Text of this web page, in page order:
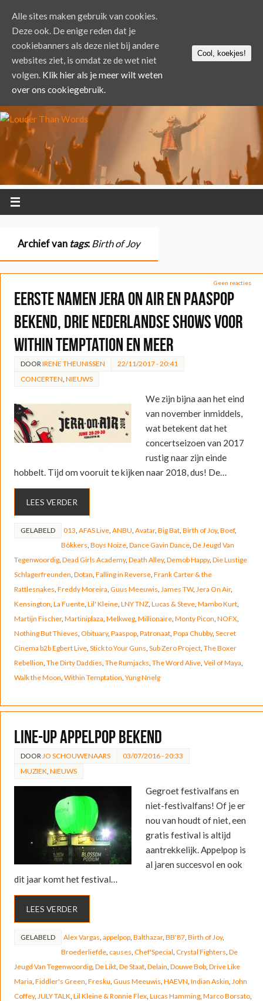
Archief van tags:Birth of Joy
Geen reacties
Eerste namen Jera On Air en Paaspop
bekend, drie Nederlandse shows voor
Within Temptation en meer
DOOR IRENE THEUNISSEN
22/11/2017 - 20:41
CONCERTEN NIEUWS
We zijn bijna aan het eind
van november inmiddels,
wat betekent dat het
concertseizoen van 2017
rustig naar zijn einde
hobbelt. Tijd om vooruit te kijken naar 2018, dus! De…
LEES VERDER
GELABELD 013 AFAS Live, ANBU Avatar, Big Bat, Birth of Joy, Boef,
Bökkers Boys Noize, Dance Gavin Dance, De Jeugd Van
Tegenwoordig, Dead Girls Academy, Death Alley, Demob Happy, Die Lustige
Schlagerfreunden Dotan Falling in Reverse, Frank Carter & the
Rattlesnakes Freddy Moreira Guus Meeuwis James TW, Jera On Air,
Kensington La Fuente, Lil' Kleine, LNY TNZ, Lucas & Steve, Mambo Kurt,
Martijn Fischer, Martiniplaza Melkweg, Millionaire, Monty Picon NOFX,
Nothing But Thieves Obituary, Paaspop, Patronaat, Popa Chubby, Secret
Cinema b2b Egbert Live, Stick to Your Guns Sub Zero Project, The Boxer
Rebellion The Dirty Daddies The Rumjacks The Word Alive, Veil of Maya
Walk the Moon Within Temptation Yung Nnelg
Line-up Appelpop bekend
DOOR JO SCHOUWENAARS
03/07/2016 - 20:33
MUZIEK NIEUWS
Gegroet festivalfans en
niet-festivalfans! Of je er
nou van houdt of niet, een
gratis festival is altijd
aantrekkelijk. Appelpop is
al jaren succesvol en ook
dit jaar komt het festival…
LEES VERDER
GELABELD Alex Vargas appelpop, Balthazar, BB'87, Birth of Joy,
Broederliefde, causes Chef'Special Crystal Fighters De
Jeugd Van Tegenwoordig, De Likt, De Staat, Delain Douwe Bob, Drive Like
Maria Fiddler's Green Fresku Guus Meeuwis HAEVN Indian Askin John
Coffey, JULY TALK Lil Kleine & Ronnie Flex, Lucas Hamming, Marco Borsato,
Alle sites maken gebruik van cookies.
Deze ook. De enige reden dat je
cookiebanners als deze niet bij andere
websites ziet, is omdat ze de wet niet
volgen. Klik hier als je meer wilt weten
over ons cookiegebruik.
Cool, koekjes!